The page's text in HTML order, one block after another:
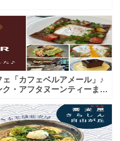
「カフェベルアメール」♪
・アフタヌーンティーまで